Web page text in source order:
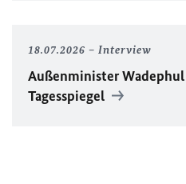
18.07.2026 Interview
Außenminister
Tagesspiegel